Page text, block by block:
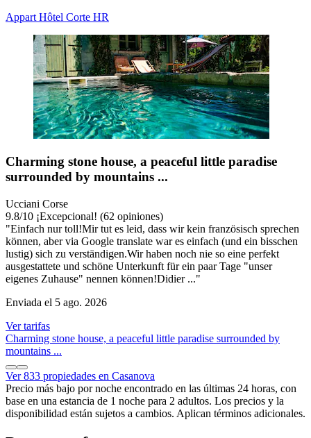
Appart Hôtel Corte HR
Charming stone house, a peaceful little paradise
surrounded by mountains ...
Ucciani Corse
9.8/10 ¡Excepcional! (62 opiniones)
"Einfach nur toll!Mir tut es leid, dass wir kein französisch sprechen
können, aber via Google translate war es einfach (und ein bisschen
lustig) sich zu verständigen.Wir haben noch nie so eine perfekt
ausgestattete und schöne Unterkunft für ein paar Tage "unser
eigenes Zuhause" nennen können!Didier ..."
Enviada el 5 ago. 2026
Ver tarifas
Charming stone house, a peaceful little paradise surrounded by
mountains ...
Ver 833 propiedades en Casanova
Precio más bajo por noche encontrado en las últimas 24 horas, con
base en una estancia de 1 noche para 2 adultos. Los precios y la
disponibilidad están sujetos a cambios. Aplican términos adicionales.